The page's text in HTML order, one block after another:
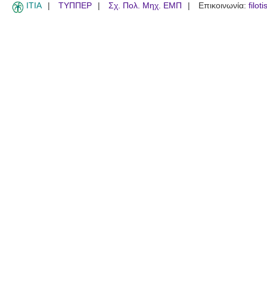
ITIA ΤΥΠΠΕΡ Σχ. Πολ. Μηχ. ΕΜΠ Επικοινωνία: